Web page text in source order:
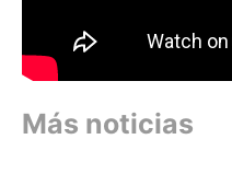
Más noticias